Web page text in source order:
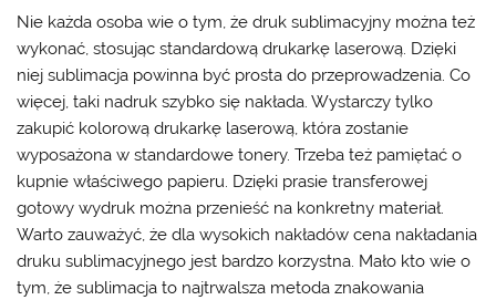
Nie każda osoba wie o tym, że druk sublimacyjny można też
wykonać, stosując standardową drukarkę laserową. Dzięki
niej sublimacja powinna być prosta do przeprowadzenia. Co
więcej, taki nadruk szybko się nakłada. Wystarczy tylko
zakupić kolorową drukarkę laserową, która zostanie
wyposażona w standardowe tonery. Trzeba też pamiętać o
kupnie właściwego papieru. Dzięki prasie transferowej
gotowy wydruk można przenieść na konkretny materiał.
Warto zauważyć, że dla wysokich nakładów cena nakładania
druku sublimacyjnego jest bardzo korzystna. Mało kto wie o
tym, że sublimacja to najtrwalsza metoda znakowania